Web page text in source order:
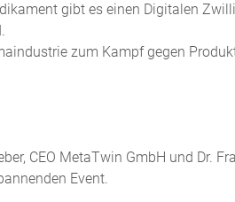
gibt es einen Digitalen
zum Kampf gegen
CEO MetaTwin GmbH und Dr.
Event.